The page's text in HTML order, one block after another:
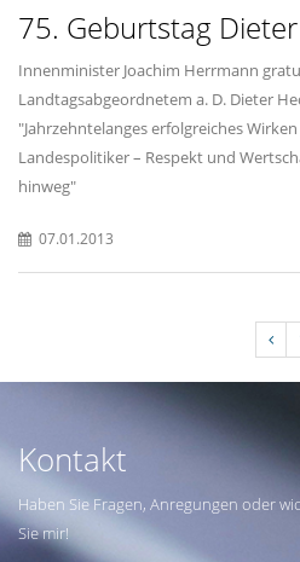
75. Geburtstag
Innenminister Joachim Herrmann
Landtagsabgeordnetem a. D. Dieter
"Jahrzehntelanges erfolgreiches
Landespolitiker – Respekt und
hinweg"
07.01.2013
Kontakt
Haben Sie Fragen, Anregungen oder
Sie mir!